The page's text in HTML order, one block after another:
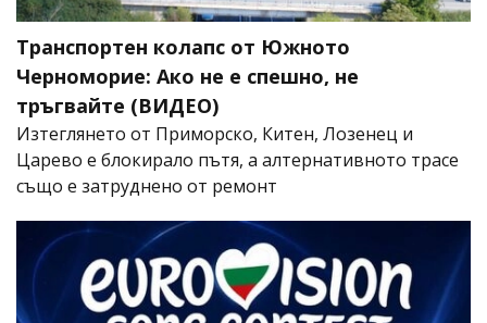
Транспортен колапс от Южното
Черноморие: Ако не е спешно, не
тръгвайте (ВИДЕО)
Изтеглянето от Приморско, Китен, Лозенец и
Царево е блокирало пътя, а алтернативното трасе
също е затруднено от ремонт